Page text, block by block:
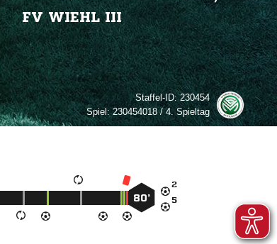
FV WIEHL III
Staffel-ID:230454
Spiel:230454018 / 4. Spieltag


80’